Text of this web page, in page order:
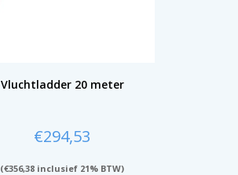
Vluchtladder 20 meter
€294,53
(€356,38 inclusief 21% BTW)